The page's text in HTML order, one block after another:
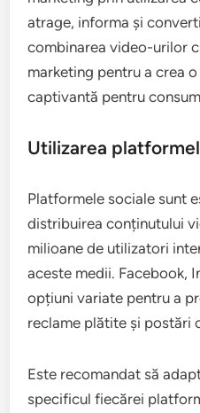
atrage, informa și
combinarea video-urilor
marketing pentru a crea
captivantă pentru
Utilizarea
Platformele sociale sunt
distribuirea conținutului
milioane de utilizatori
aceste medii. Facebook,
opțiuni variate pentru a
reclame plătite și postări
Este recomandat să
specificul fiecărei